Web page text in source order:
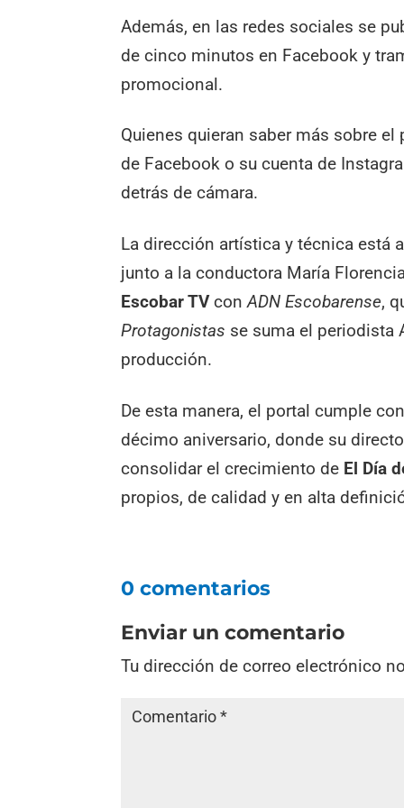
Además, en las redes sociales se
de cinco minutos en Facebook y
promocional.
Quienes quieran saber más sobre
de Facebook o su cuenta de
detrás de cámara.
La dirección artística y técnica está
junto a la conductora María
Escobar TVconADN Escobarense,
Protagonistas se suma el periodista
producción.
De esta manera, el portal cumple
décimo aniversario, donde su
consolidar el crecimiento de El Día
propios, de calidad y en alta
0 comentarios
Enviar un comentario
Tu dirección de correo electrónico